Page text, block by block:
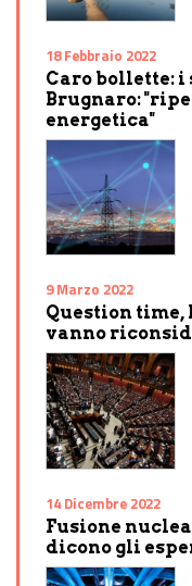
18 Febbraio 2022
Caro bollette: i
Brugnaro:
energetica"
9 Marzo 2022
Question time,
vanno
14 Dicembre 2022
Fusione
dicono gli